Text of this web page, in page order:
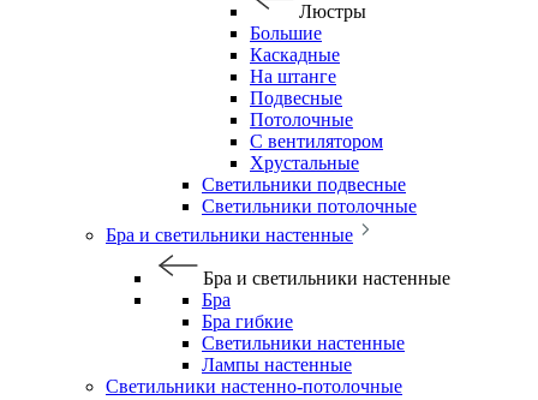
Люстры
Большие
Каскадные
На штанге
Подвесные
Потолочные
С вентилятором
Хрустальные
Светильники подвесные
Светильники потолочные
Бра и светильники настенные
Бра и светильники настенные
Бра
Бра гибкие
Светильники настенные
Лампы настенные
Светильники настенно-потолочные